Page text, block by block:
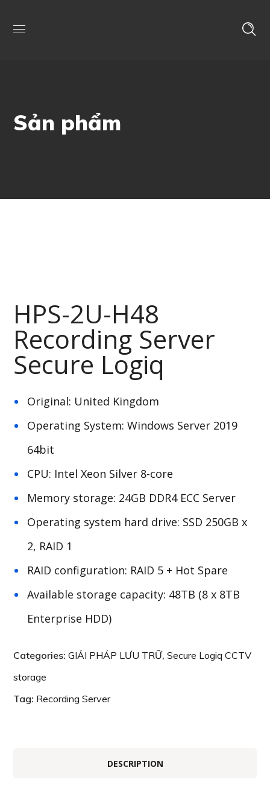
Sản phẩm
HPS-2U-H48
Recording Server
Secure Logiq
Original: United Kingdom
Operating System: Windows Server 2019
64bit
CPU: Intel Xeon Silver 8-core
Memory storage: 24GB DDR4 ECC Server
Operating system hard drive: SSD 250GB x
2, RAID 1
RAID configuration: RAID 5 + Hot Spare
Available storage capacity: 48TB (8 x 8TB
Enterprise HDD)
Categories:GIẢI PHÁP LƯU TRỮ,Secure Logiq CCTV
storage
Tag: Recording Server
DESCRIPTION